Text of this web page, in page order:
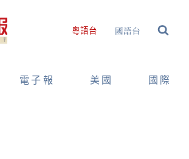
粵語台 國語台
電子報 美國 國際